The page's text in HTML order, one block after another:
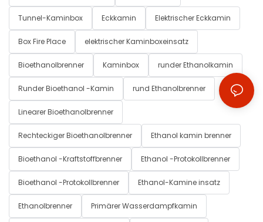
Tunnel-Kaminbox Eckkamin Elektrischer Eckkamin
Box Fire Place elektrischer Kaminboxeinsatz
Bioethanolbrenner Kaminbox runder Ethanolkamin
Runder Bioethanol -Kamin rund Ethanolbrenner
Linearer Bioethanolbrenner
Rechteckiger Bioethanolbrenner Ethanol kamin brenner
Bioethanol -Kraftstoffbrenner Ethanol -Protokollbrenner
Bioethanol -Protokollbrenner Ethanol-Kamine insatz
Ethanolbrenner Primärer Wasserdampfkamin